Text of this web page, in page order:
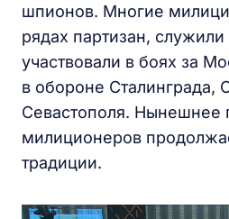
шпионов. Многие
рядах партизан,
участвовали в боях за
в обороне Сталинграда,
Севастополя. Нынешнее
милиционеров
традиции.